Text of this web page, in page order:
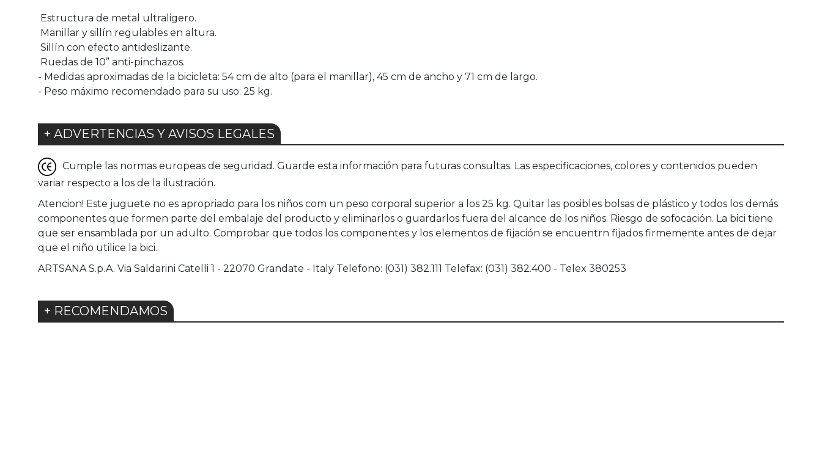
 Estructura de metal ultraligero.
 Manillar y sillín regulables en altura.
 Sillín con efecto antideslizante.
 Ruedas de 10” anti-pinchazos.
- Medidas aproximadas de la bicicleta: 54 cm de alto (para el manillar), 45 cm de ancho y 71 cm de largo.
- Peso máximo recomendado para su uso: 25 kg.
+ ADVERTENCIAS Y AVISOS LEGALES
Cumple las normas europeas de seguridad. Guarde esta información para futuras consultas. Las especificaciones, colores y contenidos pueden
variar respecto a los de la ilustración.
Atencion! Este juguete no es apropriado para los niños com un peso corporal superior a los 25 kg. Quitar las posibles bolsas de plástico y todos los demás
componentes que formen parte del embalaje del producto y eliminarlos o guardarlos fuera del alcance de los niños. Riesgo de sofocación. La bici tiene
que ser ensamblada por un adulto. Comprobar que todos los componentes y los elementos de fijación se encuentrn fijados firmemente antes de dejar
que el niño utilice la bici.
ARTSANA S.p.A. Via Saldarini Catelli 1 - 22070 Grandate - Italy Telefono: (031) 382.111 Telefax: (031) 382.400 - Telex 380253
+ RECOMENDAMOS